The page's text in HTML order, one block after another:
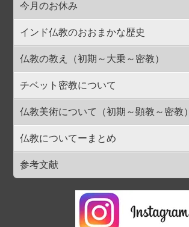
今月のお休み
インド仏教のおおまかな歴史
仏教の教え（初期～大乗～密教）
チベット密教について
仏教美術について（初期～顕教～密教）
仏教についてーまとめ
参考文献